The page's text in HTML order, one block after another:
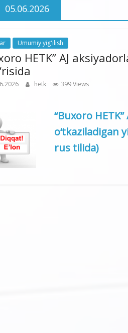
05.06.2026
Umumiy yig'ilish
HETK” AJ
hetk 399 Views
“Buxoro
o‘tkaziladigan
rus tilida)